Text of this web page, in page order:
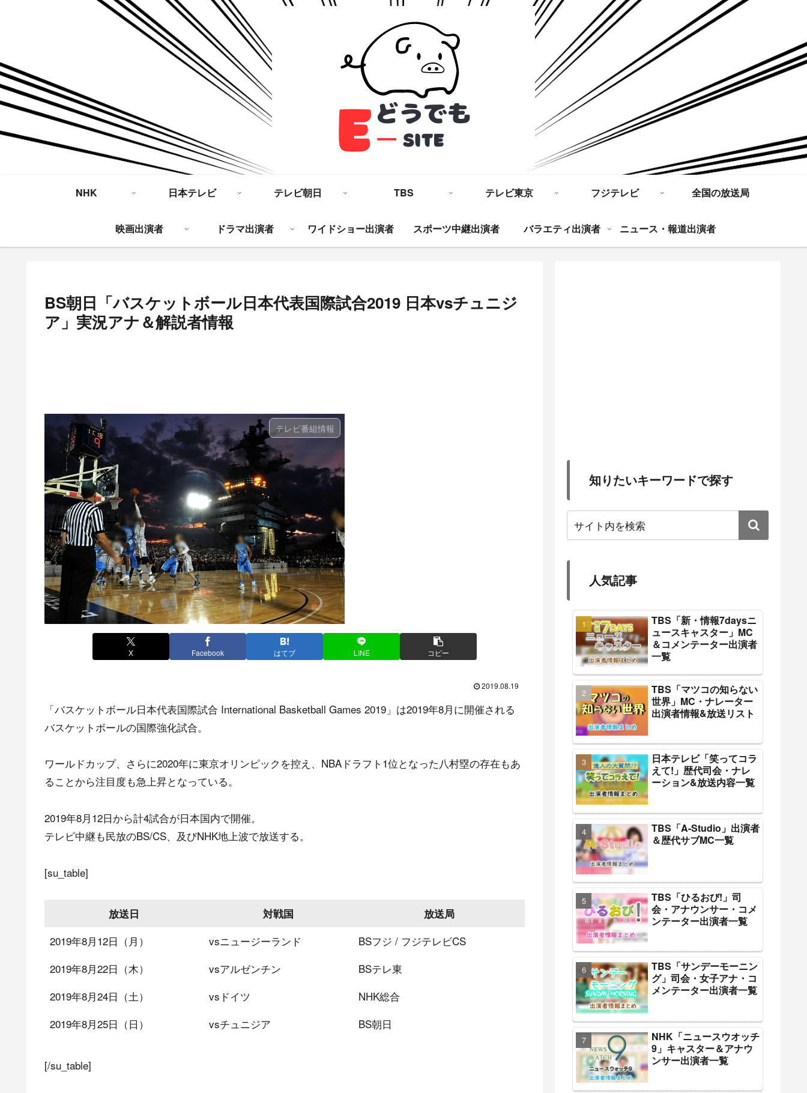
NHK 日本テレビ テレビ朝日 TBS テレビ東京 フジテレビ 全国の放送局
映画出演者 ドラマ出演者 ワイドショー出演者 スポーツ中継出演者 バラエティ出演者 ニュース・報道出演者
BS朝日「バスケットボール日本代表国際試合2019 日本vsチュニジ
ア」実況アナ＆解説者情報
テレビ番組情報
X Facebook はてブ LINE コピー
2019.08.19
「バスケットボール日本代表国際試合 International Basketball Games 2019」は2019年8月に開催される
バスケットボールの国際強化試合。
ワールドカップ、さらに2020年に東京オリンピックを控え、NBAドラフト1位となった八村塁の存在もあ
ることから注目度も急上昇となっている。
2019年8月12日から計4試合が日本国内で開催。
テレビ中継も民放のBS/CS、及びNHK地上波で放送する。
[su_table]
放送日 対戦国 放送局
2019年8月12日（月） vsニュージーランド
BSフジ / フジテレビCS
2019年8月22日（木）
vsアルゼンチン
BSテレ東
2019年8月24日（土）
vsドイツ
NHK総合
2019年8月25日（日）
vsチュニジア BS朝日
[/su_table]
知りたいキーワードで探す
人気記事
TBS「新・情報7daysニ
ュースキャスター」MC
＆コメンテーター出演者
一覧
TBS「マツコの知らない
世界」MC・ナレーター
出演者情報&放送リスト
日本テレビ「笑ってコラ
えて!」歴代司会・ナレ
ーション&放送内容一覧
TBS「A-Studio」出演者
＆歴代サブMC一覧
TBS「ひるおび!」司
会・アナウンサー・コメ
ンテーター出演者一覧
TBS「サンデーモーニン
グ」司会・女子アナ・コ
メンテーター出演者一覧
NHK「ニュースウオッチ
9」キャスター＆アナウ
ンサー出演者一覧